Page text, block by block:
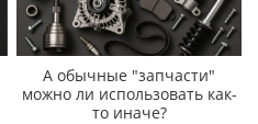
А обычные "запчасти"
можно ли использовать как-
то иначе?